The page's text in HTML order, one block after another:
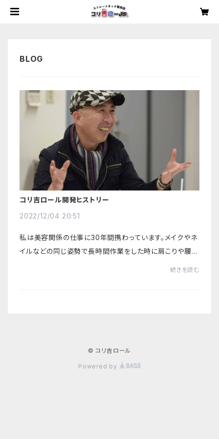
コリ吉ロール開発ヒストリー
2022/12/04 20:51
私は美容関係の仕事に30年間携わっています。メイクやネ
イルなどの同じ姿勢で長時間作業をした時に肩こりや腰痛
続きを読む
© コリ吉ロール
Powered by